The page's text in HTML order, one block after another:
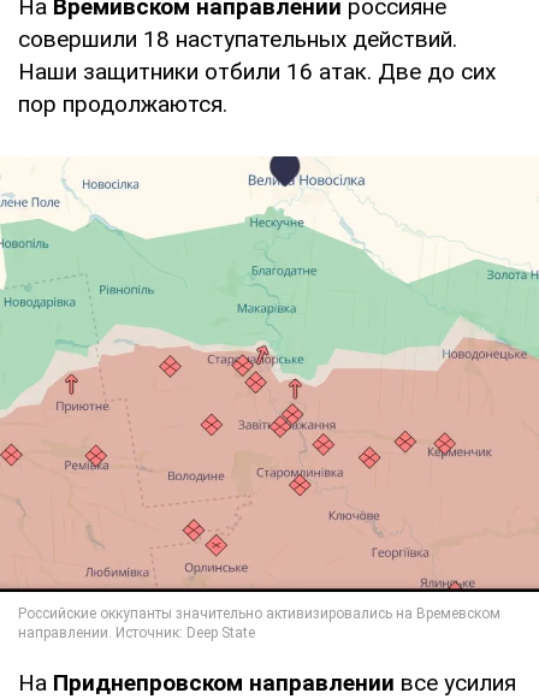
На Времивском направлении россияне
совершили 18 наступательных действий.
Наши защитники отбили 16 атак. Две до сих
пор продолжаются.
На Приднепровском направлении все усилия